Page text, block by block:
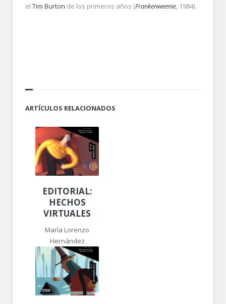
el Tim Burton de los primeros años (Frankenweenie, 1984).
ARTÍCULOS RELACIONADOS
EDITORIAL:
HECHOS
VIRTUALES
María Lorenzo
Hernández